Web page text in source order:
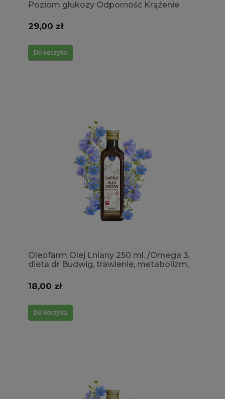
Poziom glukozy Odporność Krążenie
29,00 zł
Do koszyka
Oleofarm Olej Lniany 250 ml. /Omega 3,
dieta dr Budwig, trawienie, metabolizm,
18,00 zł
Do koszyka